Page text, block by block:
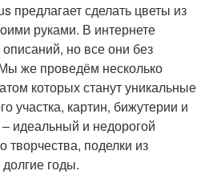
предлагает сделать цветы из
руками. В интернете
но все они без
же проведём несколько
которых станут уникальные
участка, картин, бижутерии и
идеальный и недорогой
поделки из
долгие годы.